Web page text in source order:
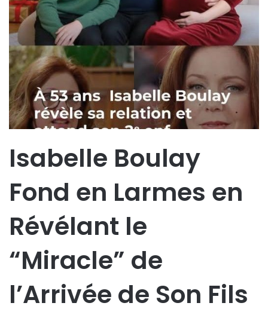
Isabelle Boulay
Fond en Larmes en
Révélant le
“Miracle” de
l’Arrivée de Son Fils